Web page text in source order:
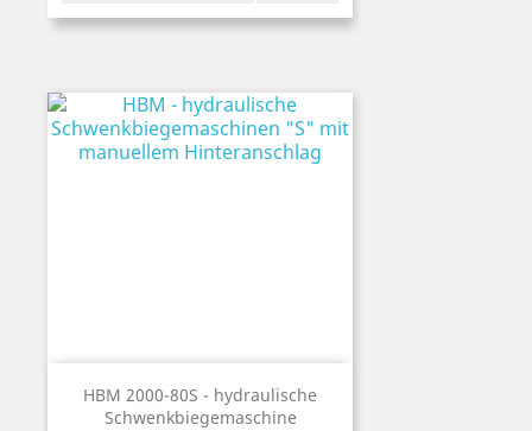
HBM 2000-80S - hydraulische
Schwenkbiegemaschine